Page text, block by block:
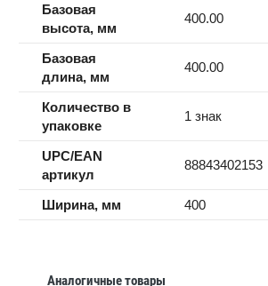
Базовая
высота, мм
400.00
Базовая
длина, мм
400.00
Количество в
упаковке
1 знак
UPC/EAN
артикул
88843402153
Ширина, мм 400
Аналогичные товары